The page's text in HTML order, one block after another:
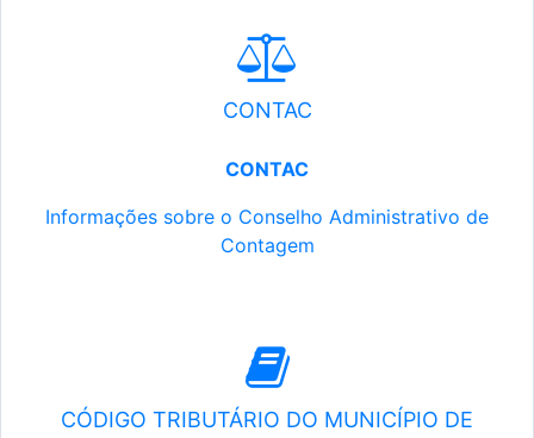
CONTAC
CONTAC
Informações sobre o Conselho Administrativo de
Contagem
CÓDIGO TRIBUTÁRIO DO MUNICÍPIO DE